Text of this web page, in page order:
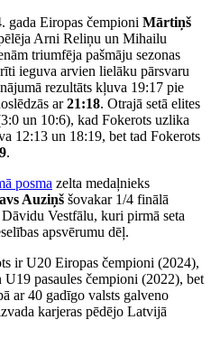
gada Eiropas čempioni Mārtiņš
Arni Reliņu un Mihailu
triumfēja pašmāju sezonas
ieguva arvien lielāku pārsvaru
rezultāts kļuva 19:17 pie
ar21:18. Otrajā setā elites
un 10:6), kad Fokerots uzlika
12:13 un 18:19, bet tad Fokerots
.
posma zelta medaļnieks
Auziņš šovakar 1/4 finālā
Vestfālu, kuri pirmā seta
apsvērumu dēļ.
ir U20 Eiropas čempioni (2024),
pasaules čempioni (2022), bet
ar 40 gadīgo valsts galveno
karjeras pēdējo Latvijā